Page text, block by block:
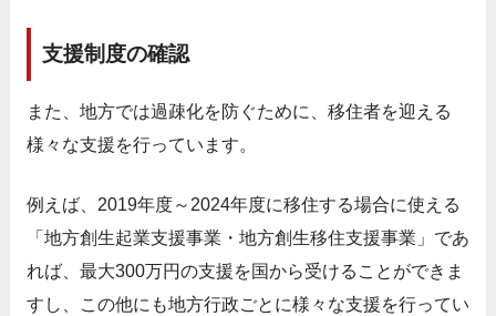
支援制度の確認
また、地方では過疎化を防ぐために、移住者を迎える
様々な支援を行っています。
例えば、2019年度～2024年度に移住する場合に使える
「地方創生起業支援事業・地方創生移住支援事業」であ
れば、最大300万円の支援を国から受けることができま
すし、この他にも地方行政ごとに様々な支援を行ってい